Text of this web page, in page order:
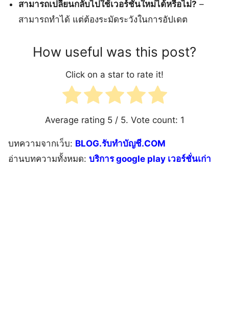
สามารถเปลี่ยนกลับไปใช้เวอร์ชั่นใหม่ได้หรือไม่? –
สามารถทำได้ แต่ต้องระมัดระวังในการอัปเดต
How useful was this post?
Click on a star to rate it!
Average rating 5/ 5. Vote count: 1
บทความจากเว็บ: BLOG.รับทำบัญชี.COM
อ่านบทความทั้งหมด: บริการ google play เวอร์ชั่นเก่า